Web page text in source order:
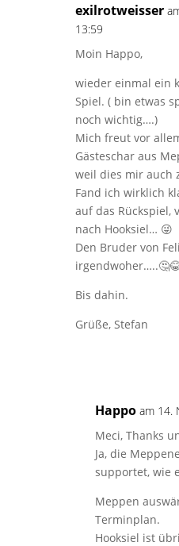
exilrotweisser
13:59
Moin Happo,
wieder einmal ein
Spiel. ( bin etwas
noch wichtig….)
Mich freut vor
Gästeschar aus
weil dies mir auch
Fand ich wirklich
auf das Rückspiel,
nach Hooksiel… 😜
Den Bruder von
Bis dahin.
Grüße, Stefan
Happo am 14.
Meci, Thanks
Ja, die
supportet, wie
Meppen
Terminplan.
Hooksiel ist